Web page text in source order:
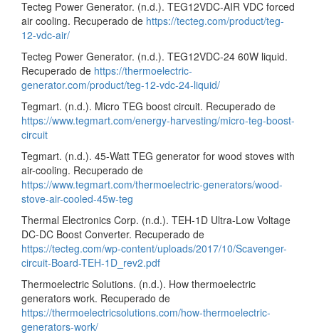
Tecteg Power Generator. (n.d.). TEG12VDC-AIR VDC forced
air cooling. Recuperado de https://tecteg.com/product/teg-
12-vdc-air/
Tecteg Power Generator. (n.d.). TEG12VDC-24 60W liquid.
Recuperado de https://thermoelectric-
generator.com/product/teg-12-vdc-24-liquid/
Tegmart. (n.d.). Micro TEG boost circuit. Recuperado de
https://www.tegmart.com/energy-harvesting/micro-teg-boost-
circuit
Tegmart. (n.d.). 45-Watt TEG generator for wood stoves with
air-cooling. Recuperado de
https://www.tegmart.com/thermoelectric-generators/wood-
stove-air-cooled-45w-teg
Thermal Electronics Corp. (n.d.). TEH-1D Ultra-Low Voltage
DC-DC Boost Converter. Recuperado de
https://tecteg.com/wp-content/uploads/2017/10/Scavenger-
circuit-Board-TEH-1D_rev2.pdf
Thermoelectric Solutions. (n.d.). How thermoelectric
generators work. Recuperado de
https://thermoelectricsolutions.com/how-thermoelectric-
generators-work/